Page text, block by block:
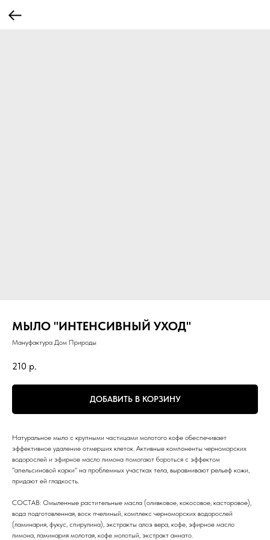
МЫЛО "ИНТЕНСИВНЫЙ УХОД"
Мануфактура Дом Природы
210 р.
ДОБАВИТЬ В КОРЗИНУ
Натуральное мыло с крупными частицами молотого кофе обеспечивает
эффективное удаление отмерших клеток. Активные компоненты черноморских
водорослей и эфирное масло лимона помогают бороться с эффектом
"апельсиновой корки" на проблемных участках тела, выравнивают рельеф кожи,
придают ей гладкость.
СОСТАВ: Омыленные растительные масла (оливковое, кокосовое, касторовое),
вода подготовленная, воск пчелиный, комплекс черноморских водорослей
(ламинария, фукус, спирулина), экстракты алоэ вера, кофе, эфирное масло
лимона, ламинария молотая, кофе молотый, экстракт аннато.